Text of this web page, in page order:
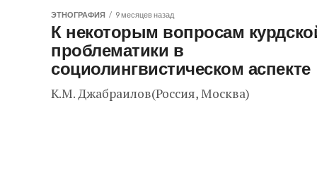
ЭТНОГРАФИЯ 9 месяцев назад
К некоторым вопросам
проблематики в
социолингвистическом аспекте
К.М. Джабраилов(Россия, Москва)